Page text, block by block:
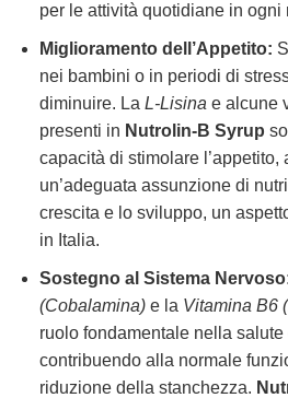
per le attività quotidiane in ogni
Miglioramento dell’Appetito:
nei bambini o in periodi di
diminuire. La L-Lisina e alcune
presenti in Nutrolin-B Syrup
capacità di stimolare l’appetito,
un’adeguata assunzione di
crescita e lo sviluppo, un
in Italia.
Sostegno al Sistema
(Cobalamina)e la Vitamina B6
ruolo fondamentale nella
contribuendo alla normale
riduzione della stanchezza.